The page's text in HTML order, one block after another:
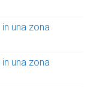
una zona
una zona